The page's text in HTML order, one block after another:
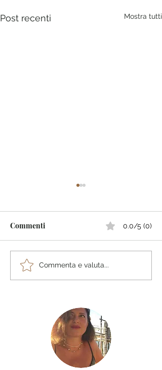
Post recenti Mostra tutti
Festival dell'aquilone
dall'1 al 4 maggio a
Commenti 0.0/5 (0)
Commenta e valuta...